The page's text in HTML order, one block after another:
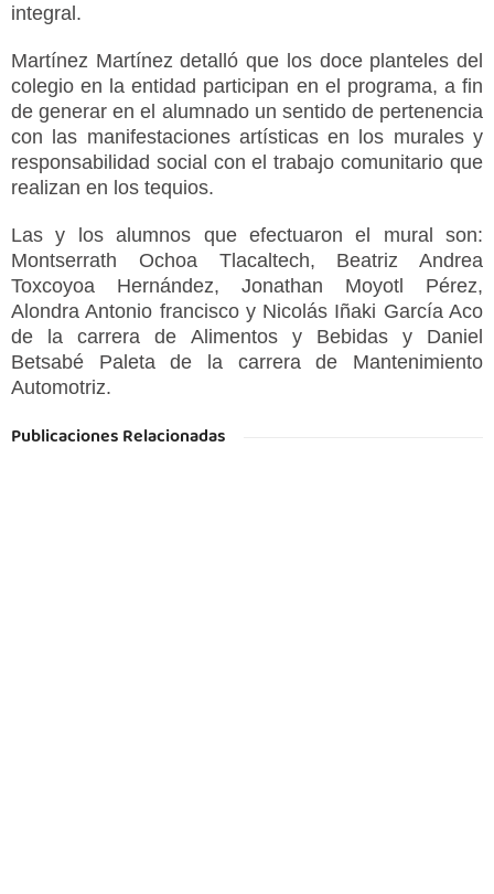
integral.
Martínez Martínez detalló que los doce planteles del
colegio en la entidad participan en el programa, a fin
de generar en el alumnado un sentido de pertenencia
con las manifestaciones artísticas en los murales y
responsabilidad social con el trabajo comunitario que
realizan en los tequios.
Las y los alumnos que efectuaron el mural son:
Montserrath Ochoa Tlacaltech, Beatriz Andrea
Toxcoyoa Hernández, Jonathan Moyotl Pérez,
Alondra Antonio francisco y Nicolás Iñaki García Aco
de la carrera de Alimentos y Bebidas y Daniel
Betsabé Paleta de la carrera de Mantenimiento
Automotriz.
Publicaciones Relacionadas